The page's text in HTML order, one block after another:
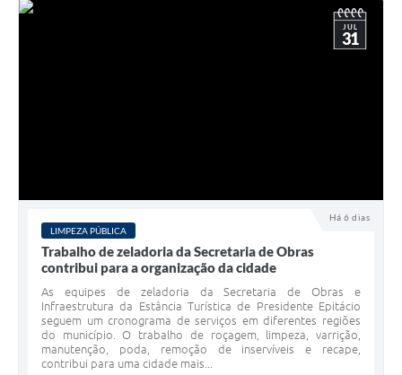
Há 6 dias
JUL
31
LIMPEZA PÚBLICA
Trabalho de zeladoria da Secretaria de Obras
contribui para a organização da cidade
As equipes de zeladoria da Secretaria de Obras e
Infraestrutura da Estância Turística de Presidente Epitácio
seguem um cronograma de serviços em diferentes regiões
do município. O trabalho de roçagem, limpeza, varrição,
manutenção, poda, remoção de inservíveis e recape,
contribui para uma cidade mais...